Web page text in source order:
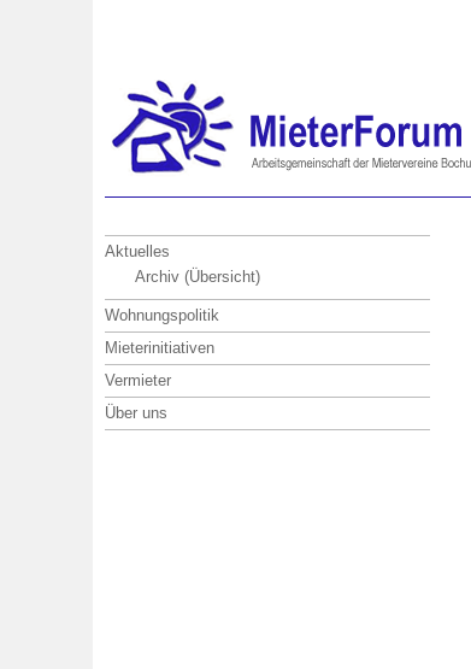
Aktuelles
Archiv (Übersicht)
Wohnungspolitik
Mieterinitiativen
Vermieter
Über uns